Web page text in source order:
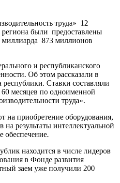
труда» 12
были предоставлены
миллиарда 873 миллионов
и республиканского
Об этом рассказали в
республики. Ставки составляли
месяцев по одноименной
труда».
на приобретение оборудования,
результаты интеллектуальной
обеспечение.
находится в числе лидеров
в Фонде развития
заем уже получили 200